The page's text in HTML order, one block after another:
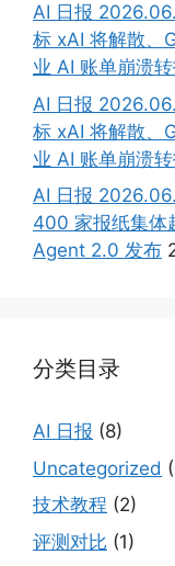
AI 日报
标 xAI 将解散、
业 AI 账单崩溃
AI 日报
标 xAI 将解散、
业 AI 账单崩溃
AI 日报
400 家报纸集体
Agent 2.0 发布
分类目录
AI 日报 (8)
Uncategorized
技术教程 (2)
评测对比 (1)